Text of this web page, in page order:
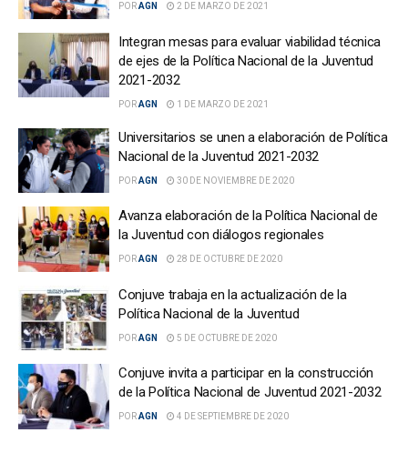
PORAGN 2 DE MARZO DE 2021
Integran mesas para evaluar viabilidad técnica
de ejes de la Política Nacional de la Juventud
2021-2032
PORAGN 1 DE MARZO DE 2021
Universitarios se unen a elaboración de Política
Nacional de la Juventud 2021-2032
PORAGN 30 DE NOVIEMBRE DE 2020
Avanza elaboración de la Política Nacional de
la Juventud con diálogos regionales
PORAGN 28 DE OCTUBRE DE 2020
Conjuve trabaja en la actualización de la
Política Nacional de la Juventud
PORAGN 5 DE OCTUBRE DE 2020
Conjuve invita a participar en la construcción
de la Política Nacional de Juventud 2021-2032
PORAGN 4 DE SEPTIEMBRE DE 2020